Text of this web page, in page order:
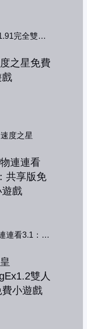
拳皇1.91完全雙人版
速度之星
寵物連連看3.1：共享版